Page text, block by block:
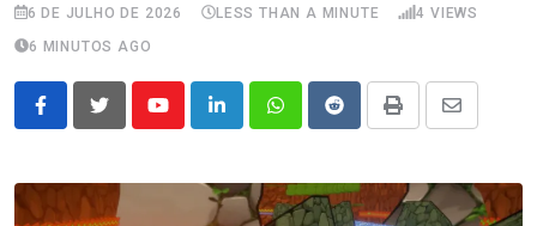
6 DE JULHO DE 2026 LESS THAN A MINUTE 4 VIEWS
6 MINUTOS AGO
YoutubeLinkedInWhatsappRedditPrint
Share
Email